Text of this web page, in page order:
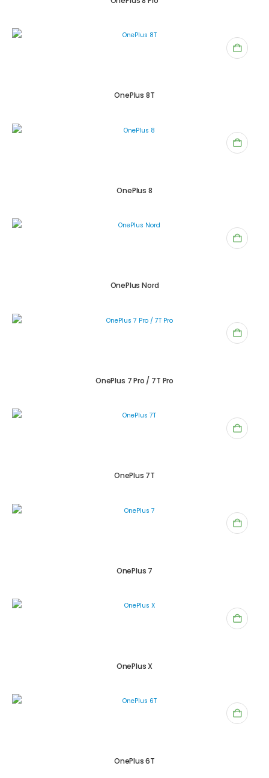
OnePlus 8T
OnePlus 8
OnePlus Nord
OnePlus 7 Pro / 7T Pro
OnePlus 7T
OnePlus 7
OnePlus X
OnePlus 6T